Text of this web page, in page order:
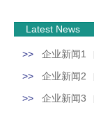
Latest News
>> 企业新闻1
>> 企业新闻2
>> 企业新闻3